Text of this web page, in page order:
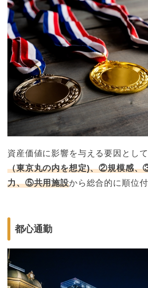
資産価値に影響を与える要因とし
（東京丸の内を想定)、②規模感
力、⑤共用施設から総合的に順位
都心通勤